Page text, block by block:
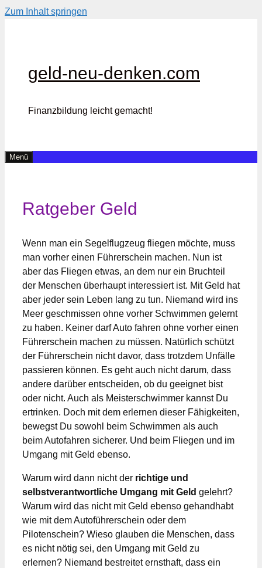
Zum Inhalt springen
geld-neu-denken.com
Finanzbildung leicht gemacht!
Menü
Ratgeber Geld
Wenn man ein Segelflugzeug fliegen möchte, muss
man vorher einen Führerschein machen. Nun ist
aber das Fliegen etwas, an dem nur ein Bruchteil
der Menschen überhaupt interessiert ist. Mit Geld hat
aber jeder sein Leben lang zu tun. Niemand wird ins
Meer geschmissen ohne vorher Schwimmen gelernt
zu haben. Keiner darf Auto fahren ohne vorher einen
Führerschein machen zu müssen. Natürlich schützt
der Führerschein nicht davor, dass trotzdem Unfälle
passieren können. Es geht auch nicht darum, dass
andere darüber entscheiden, ob du geeignet bist
oder nicht. Auch als Meisterschwimmer kannst Du
ertrinken. Doch mit dem erlernen dieser Fähigkeiten,
bewegst Du sowohl beim Schwimmen als auch
beim Autofahren sicherer. Und beim Fliegen und im
Umgang mit Geld ebenso.
Warum wird dann nicht der richtige und
selbstverantwortliche Umgang mit Geld gelehrt?
Warum wird das nicht mit Geld ebenso gehandhabt
wie mit dem Autoführerschein oder dem
Pilotenschein? Wieso glauben die Menschen, dass
es nicht nötig sei, den Umgang mit Geld zu
erlernen? Niemand bestreitet ernsthaft, dass ein